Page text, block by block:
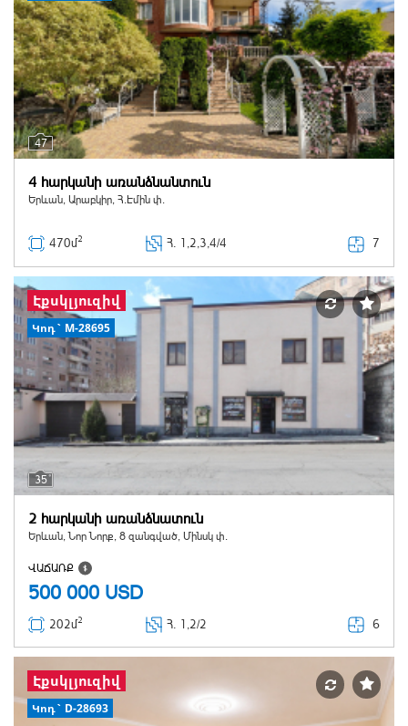
47
4 հարկանի առանձնանտուն
Երևան, Արաբկիր, Հ.Էմին փ.
470մ2 Հ. 1,2,3,4/4 7
35
Կոդ` M-28695
Էքսկլյուզիվ
2 հարկանի առանձնատուն
Երևան, Նոր Նորք, 8 զանգված, Մինսկ փ.
ՎԱՃԱՌՔ
500 000 USD
202մ2 Հ. 1,2/2 6
Կոդ` D-28693
Էքսկլյուզիվ